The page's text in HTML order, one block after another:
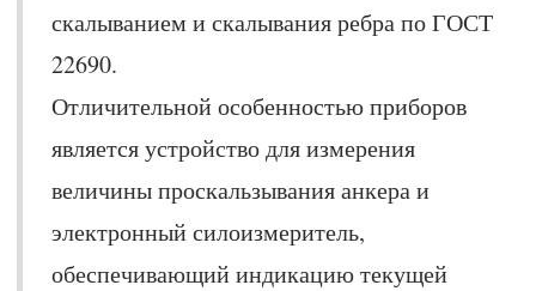
скалыванием и скалывания ребра по ГОСТ
22690.
Отличительной особенностью приборов
является устройство для измерения
величины проскальзывания анкера и
электронный силоизмеритель,
обеспечивающий индикацию текущей